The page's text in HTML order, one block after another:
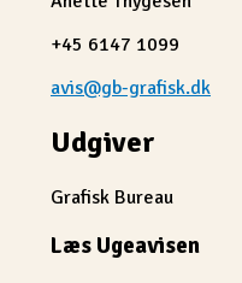
+45 6147 1099
avis@gb-grafisk.dk
Udgiver
Grafisk Bureau
Læs Ugeavisen